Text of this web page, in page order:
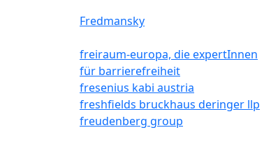
Fredmansky
freiraum-europa, die expertInnen
für barrierefreiheit
fresenius kabi austria
freshfields bruckhaus deringer llp
freudenberg group